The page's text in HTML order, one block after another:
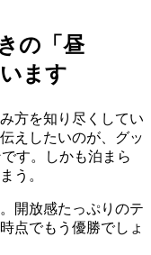
の「昼
ます
方を知り尽くしてい
えしたいのが、グッ
す。しかも泊まら
う。
開放感たっぷりのテ
点でもう優勝でしょ